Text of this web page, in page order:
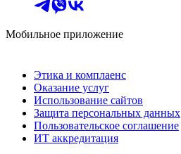
Мобильное приложение
Этика и комплаенс
Оказание услуг
Использование сайтов
Защита персональных данных
Пользовательское соглашение
ИТ аккредитация